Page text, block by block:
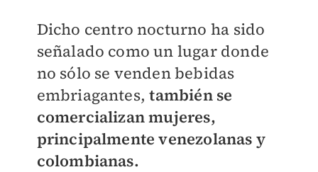
Dicho centro nocturno ha sido
señalado como un lugar donde
no sólo se venden bebidas
embriagantes,también se
comercializan mujeres,
principalmente venezolanas y
colombianas.